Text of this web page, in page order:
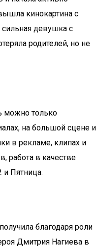
кинокартина с
сильная девушка с
родителей, но не
можно только
на большой сцене и
в рекламе, клипах и
работа в качестве
и Пятница.
благодаря роли
Дмитрия Нагиева в